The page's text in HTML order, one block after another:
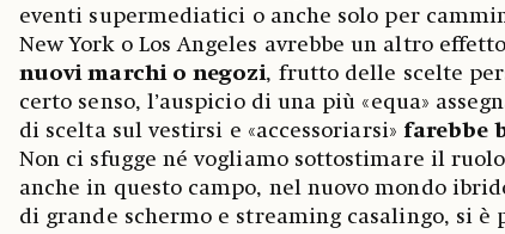
eventi supermediatici o anche solo per
New York o Los Angeles avrebbe un altro
nuovi marchi o negozi, frutto delle scelte
certo senso, l’auspicio di una più «equa»
di scelta sul vestirsi e «accessoriarsi» farebbe
Non ci sfugge né vogliamo sottostimare il
anche in questo campo, nel nuovo mondo
di grande schermo e streaming casalingo, si è